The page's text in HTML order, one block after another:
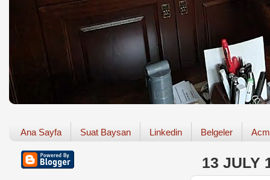
Ana Sayfa Suat Baysan Linkedin Belgeler
13 JULY